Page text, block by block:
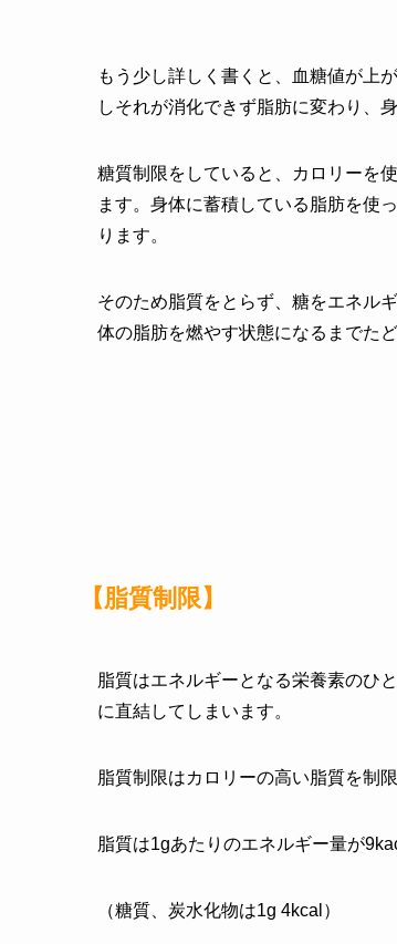
もう少し詳しく書くと、血糖値が上
しそれが消化できず脂肪に変わり、
糖質制限をしていると、カロリーを
ます。身体に蓄積している脂肪を使
ります。
そのため脂質をとらず、糖をエネル
体の脂肪を燃やす状態になるまでた
【脂質制限】
脂質はエネルギーとなる栄養素のひ
に直結してしまいます。
脂質制限はカロリーの高い脂質を制
脂質は1gあたりのエネルギー量が
（糖質、炭水化物は1g 4kcal）